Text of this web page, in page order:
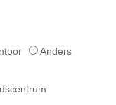
Anders